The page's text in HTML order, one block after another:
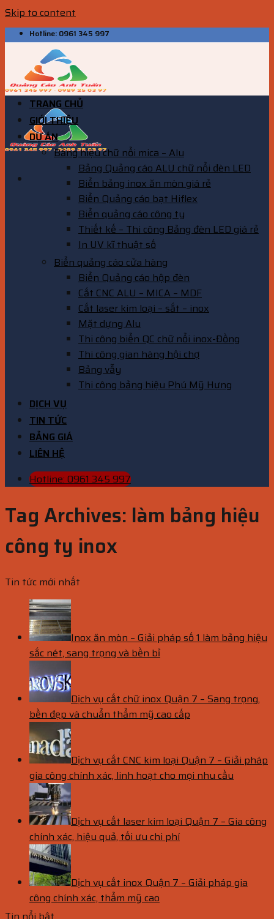
Skip to content
Hotline: 0961 345 997
TRANG CHỦ
GIỚI THIỆU
DỰ ÁN
Bảng hiệu chữ nổi mica – Alu
Bảng Quảng cáo ALU chữ nổi đèn LED
Biển bảng inox ăn mòn giá rẻ
Biển Quảng cáo bạt Hiflex
Biển quảng cáo công ty
Thiết kế – Thi công Bảng đèn LED giá rẻ
In UV kĩ thuật số
Biển quảng cáo cửa hàng
Biển Quảng cáo hộp đèn
Cắt CNC ALU – MICA – MDF
Cắt laser kim loại – sắt – inox
Mặt dựng Alu
Thi công biển QC chữ nổi inox-Đồng
Thi công gian hàng hội chợ
Bảng vẫy
Thi công bảng hiệu Phú Mỹ Hưng
DỊCH VỤ
TIN TỨC
BẢNG GIÁ
LIÊN HỆ
Hotline: 0961 345 997
Tag Archives: làm bảng hiệu
công ty inox
Tin tức mới nhất
Inox ăn mòn – Giải pháp số 1 làm bảng hiệu
sắc nét, sang trọng và bền bỉ
Dịch vụ cắt chữ inox Quận 7 – Sang trọng,
bền đẹp và chuẩn thẩm mỹ cao cấp
Dịch vụ cắt CNC kim loại Quận 7 – Giải pháp
gia công chính xác, linh hoạt cho mọi nhu cầu
Dịch vụ cắt laser kim loại Quận 7 – Gia công
chính xác, hiệu quả, tối ưu chi phí
Dịch vụ cắt inox Quận 7 – Giải pháp gia
công chính xác, thẩm mỹ cao